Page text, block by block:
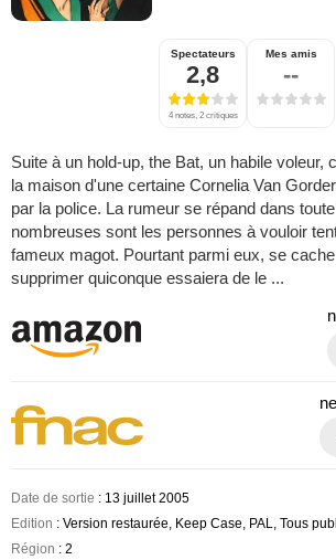
Spectateurs
2,8
4 notes, 2 critiques
Mes amis
--
Suite à un hold-up, the Bat, un habile voleur,
la maison d'une certaine Cornelia Van
par la police. La rumeur se répand dans
nombreuses sont les personnes à vouloir
fameux magot. Pourtant parmi eux, se
supprimer quiconque essaiera de le ...
Date de sortie : 13 juillet 2005
Edition : Version restaurée, Keep Case, PAL, Tous
Région : 2